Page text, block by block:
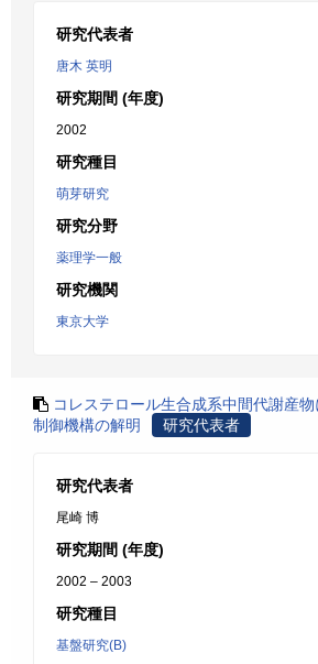
研究代表者
唐木 英明
研究期間 (年度)
2002
研究種目
萌芽研究
研究分野
薬理学一般
研究機関
東京大学
コレステロール生合成系中間代謝産
制御機構の解明
研究代表者
研究代表者
尾崎 博
研究期間 (年度)
2002 – 2003
研究種目
基盤研究(B)